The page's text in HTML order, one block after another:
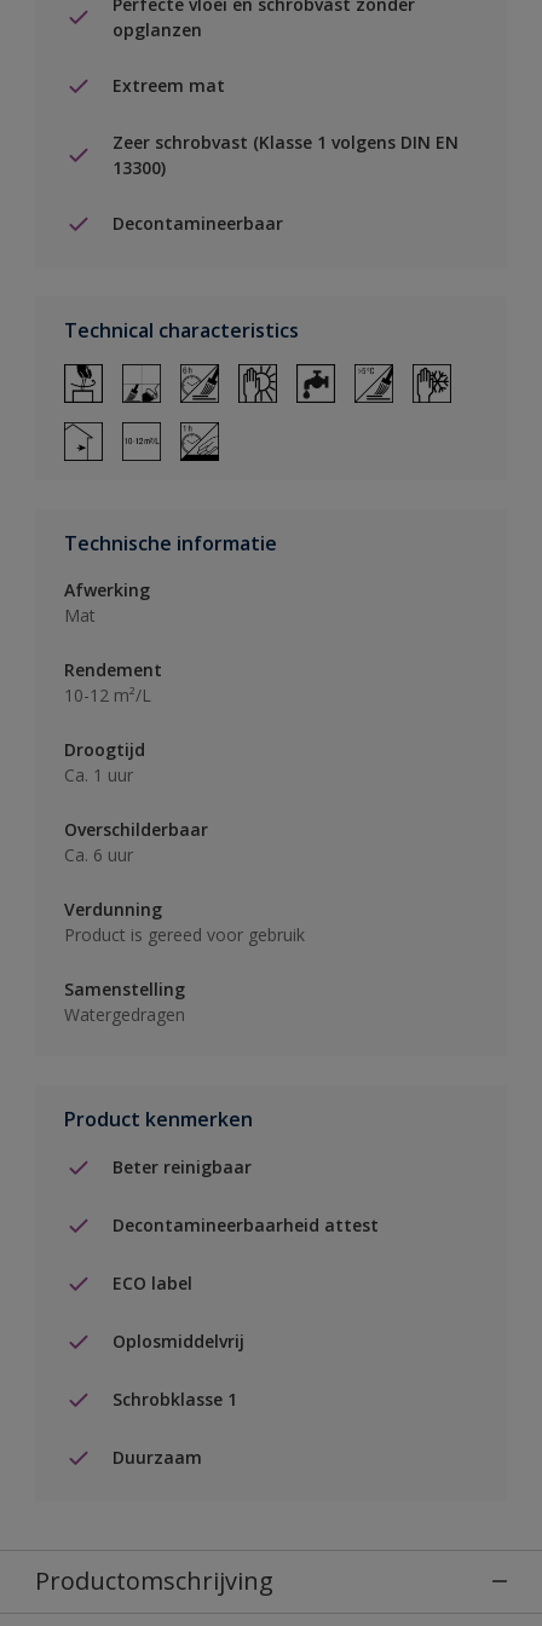
opglanzen
Extreem mat
Zeer schrobvast (Klasse 1 volgens DIN EN
13300)
Decontamineerbaar
Technical characteristics
Technische informatie
Afwerking
Mat
Rendement
10-12 m²/L
Droogtijd
Ca. 1 uur
Overschilderbaar
Ca. 6 uur
Verdunning
Product is gereed voor gebruik
Samenstelling
Watergedragen
Product kenmerken
Beter reinigbaar
Decontamineerbaarheid attest
ECO label
Oplosmiddelvrij
Schrobklasse 1
Duurzaam
Productomschrijving